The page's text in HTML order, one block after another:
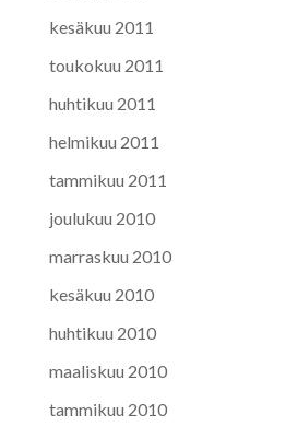
kesäkuu 2011
toukokuu 2011
huhtikuu 2011
helmikuu 2011
tammikuu 2011
joulukuu 2010
marraskuu 2010
kesäkuu 2010
huhtikuu 2010
maaliskuu 2010
tammikuu 2010